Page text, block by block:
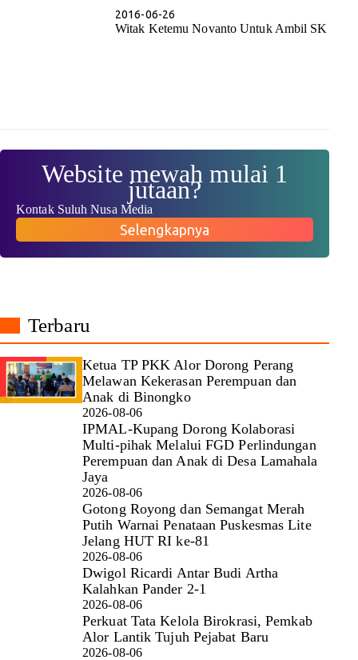
2016-06-26
Witak Ketemu Novanto Untuk Ambil SK
Website mewah mulai 1
jutaan?
Kontak Suluh Nusa Media
Selengkapnya
Terbaru
Ketua TP PKK Alor Dorong Perang
Melawan Kekerasan Perempuan dan
Anak di Binongko
2026-08-06
IPMAL-Kupang Dorong Kolaborasi
Multi-pihak Melalui FGD Perlindungan
Perempuan dan Anak di Desa Lamahala
Jaya
2026-08-06
Gotong Royong dan Semangat Merah
Putih Warnai Penataan Puskesmas Lite
Jelang HUT RI ke-81
2026-08-06
Dwigol Ricardi Antar Budi Artha
Kalahkan Pander 2-1
2026-08-06
Perkuat Tata Kelola Birokrasi, Pemkab
Alor Lantik Tujuh Pejabat Baru
2026-08-06